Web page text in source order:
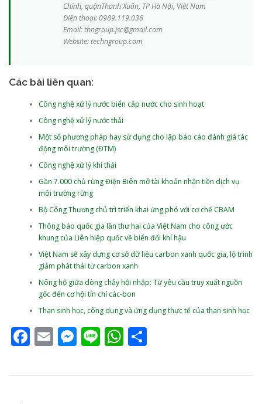
Chính, quậnThanh Xuân, TP Hà Nội, Việt Nam
Điện thoại: 0989.119.036
Email: thngroup.jsc@gmail.com
Website: techngroup.com
Các bài liên quan:
Công nghệ xử lý nước biển cấp nước cho sinh hoạt
Công nghệ xử lý nước thải
Một số phương pháp hay sử dụng cho lập báo cáo đánh giá tác
động môi trường (ĐTM)
Công nghệ xử lý khí thải
Gần 7.000 chủ rừng Điện Biên mở tài khoản nhận tiền dịch vụ
môi trường rừng
Bộ Công Thương chủ trì triển khai ứng phó với cơ chế CBAM
Thông báo quốc gia lần thư hai của Việt Nam cho công ước
khung của Liên hiệp quốc về biển đổi khí hậu
Việt Nam sẽ xây dựng cơ sở dữ liệu carbon xanh quốc gia, lộ trình
giảm phát thải từ carbon xanh
Nông hộ giữa dòng chảy hội nhập: Từ yêu cầu truy xuất nguồn
gốc đến cơ hội tín chỉ các‑bon
Than sinh học, công dụng và ứng dụng thực tế của than sinh học
Facebook
EmailMessenger
LineWhatsApp